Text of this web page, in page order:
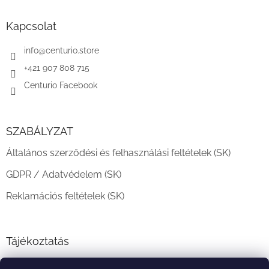
Kapcsolat
info@centurio.store
+421 907 808 715
Centurio Facebook
SZABÁLYZAT
Általános szerződési és felhasználási feltételek (SK)
GDPR / Adatvédelem (SK)
Reklamációs feltételek (SK)
Tájékoztatás